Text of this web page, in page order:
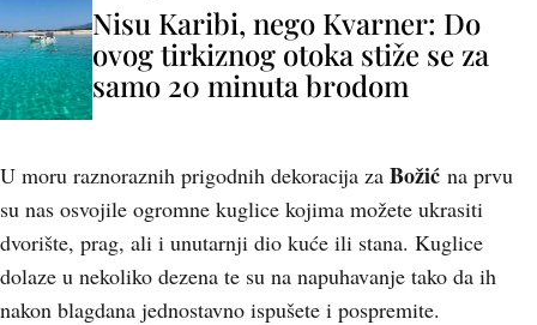
Nisu Karibi, nego Kvarner: Do
ovog tirkiznog otoka stiže se za
samo 20 minuta brodom
U moru raznoraznih prigodnih dekoracija za Božić na prvu
su nas osvojile ogromne kuglice kojima možete ukrasiti
dvorište, prag, ali i unutarnji dio kuće ili stana. Kuglice
dolaze u nekoliko dezena te su na napuhavanje tako da ih
nakon blagdana jednostavno ispušete i pospremite.